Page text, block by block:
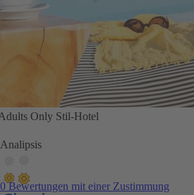
Only Stil-Hotel
Bewertungen mit einer Zustimmung